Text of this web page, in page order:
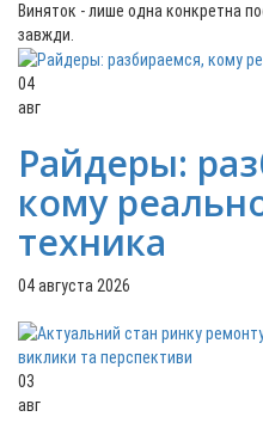
Виняток - лише одна конкретна
завжди.
04
авг
Райдеры:
кому
техника
04 августа 2026
03
авг